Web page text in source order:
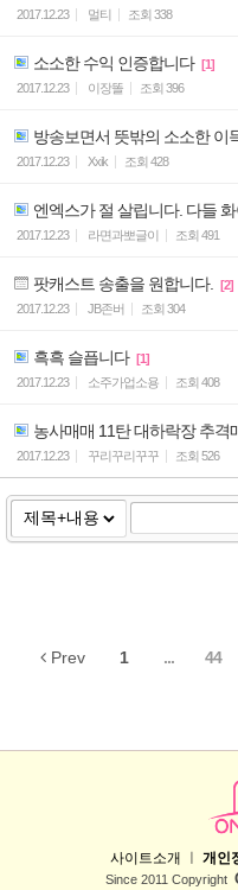
2017.12.23 멀티 조회 338
소소한 수익 인증합니다 [1]
2017.12.23
이장똘 조회 396
방송보면서 뜻밖의 소소한 이
2017.12.23
Xxik 조회 428
엔엑스가 절 살립니다. 다들
2017.12.23
라면과뽀글이 조회 491
팟캐스트 송출을 원합니다.
[2]
2017.12.23
JB존버 조회 304
흑흑 슬픕니다 [1]
2017.12.23
소주가업소용 조회 408
농사매매 11탄 대하락장 추격
2017.12.23
꾸리꾸리꾸꾸 조회 526
Prev 1 ... 44
사이트소개 개인
Since 2011 Copyright